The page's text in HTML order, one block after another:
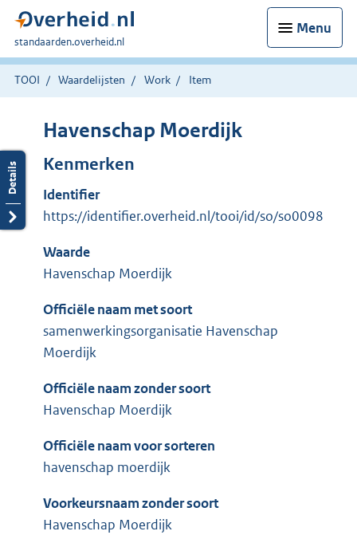
Menu
U
bent
hier:
standaarden.overheid.nl
TOOI Waardelijsten Work Item
Havenschap Moerdijk
Kenmerken
Identifier
https://identifier.overheid.nl/tooi/id/so/so0098
Waarde
Havenschap Moerdijk
Officiële naam met soort
samenwerkingsorganisatie Havenschap
Moerdijk
Officiële naam zonder soort
Havenschap Moerdijk
Officiële naam voor sorteren
havenschap moerdijk
Voorkeursnaam zonder soort
Havenschap Moerdijk